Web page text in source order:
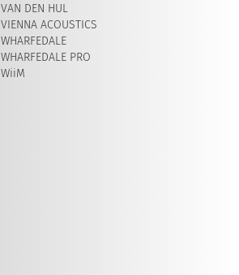
VAN DEN HUL
VIENNA ACOUSTICS
WHARFEDALE
WHARFEDALE PRO
WiiM